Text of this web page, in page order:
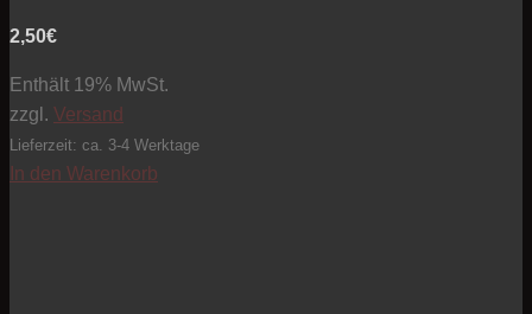
2,50€
Enthält 19% MwSt.
zzgl. Versand
Lieferzeit: ca. 3-4 Werktage
In den Warenkorb